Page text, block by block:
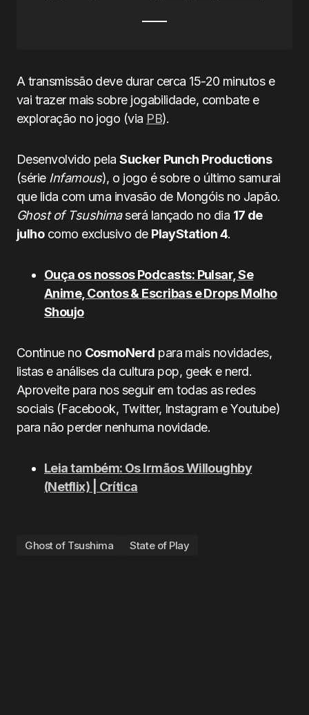
A transmissão deve durar cerca 15-20 minutos e
vai trazer mais sobre jogabilidade, combate e
exploração no jogo (via PB).
Desenvolvido pelaSucker Punch Productions
(série Infamous), o jogo é sobre o último samurai
que lida com uma invasão de Mongóis no Japão.
Ghost of Tsushimaserá lançado no dia 17 de
julhocomo exclusivo de PlayStation 4.
Ouça os nossos Podcasts: Pulsar, Se
Anime, Contos & Escribas e Drops Molho
Shoujo
Continue no CosmoNerd para mais novidades,
listas e análises da cultura pop, geek e nerd.
Aproveite para nos seguir em todas as redes
sociais (Facebook, Twitter, Instagram e Youtube)
para não perder nenhuma novidade.
Leia também: Os Irmãos Willoughby
(Netflix) | Crítica
Ghost of Tsushima State of Play